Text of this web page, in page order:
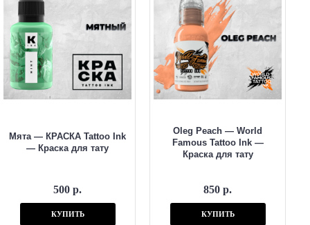
Мята — КРАСКА Tattoo Ink
— Краска для тату
500 р.
КУПИТЬ
Oleg Peach — World
Famous Tattoo Ink —
Краска для тату
850 р.
КУПИТЬ